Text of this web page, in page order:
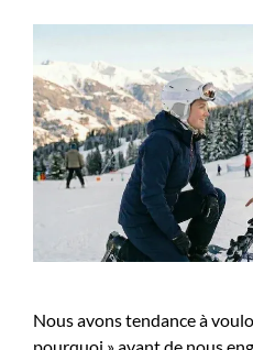
Nous avons tendance à
pourquoi » avant de nous